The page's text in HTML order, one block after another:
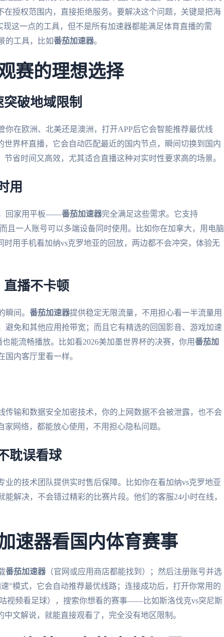
授权范围内，直接拒绝服务。要解决这个问题，关键是把海
这一点的工具，但不是所有加速器都能满足体育直播的需
的工具，比如番茄加速器。
赛的理想选择
破地域限制
你在欧洲、北美还是澳洲，打开APP后它会智能推荐最优线
世界杯直播，它会自动匹配最近的国内节点，瞬间切换到国内
省时间又高效，尤其适合直播这种对实时性要求高的场景。
用
，回家用平板——番茄加速器完全满足这些需求。它支持
且一人账号可以多端设备同时使用。比如你在加拿大，用电脑
用手机看加纳vs克罗地亚的回放，两边都不会冲突，体验无
直播不卡顿
瞬间。 番茄加速器提供稳定无限流量，不用担心看一半流量用
避免和其他应用抢带宽；而且它有精选的回国影音、游戏加速
能流畅播放。比如看2026美加墨世界杯的决赛，你用番茄加
内客厅里看一样。
传输和数据安全加密技术，你的上网数据不会被泄露，也不会
网络，都能放心使用，不用担心隐私问题。
耽误看球
业的技术团队提供实时售后保障。比如你在看加纳vs克罗地亚
解决，不会错过精彩的比赛片段。他们的客服24小时在线，
速器看国内体育赛事
番茄加速器（官网或应用商店都能找到）；然后注册账号并选
”模式，它会自动推荐最优线路；连接成功后，打开你常用的
视频看足球），搜索你想看的赛事——比如斯洛伐克vs突尼斯
文解说，就能直接观看了，完全没有地区限制。